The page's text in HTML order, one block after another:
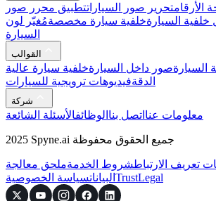
تحرير صور السياراتتطبيق محرر صور
خلفية السيارةخلفية سيارة مخصصةمُغيّر لون
السيارة
القوالب
السيارةصور داخل السيارةخلفية سيارة عالية
الدقةفيديوهات ترويجية للسيارات
شركة
معلومات عنا اتصل بنا الوظائفالأسئلة الشائعة
2025 Spyne.ai جميع الحقوق محفوظة
تعريف الارتباطشروط الخدمةملحق معالجة
البياناتسياسة الخصوصية TrustLegal